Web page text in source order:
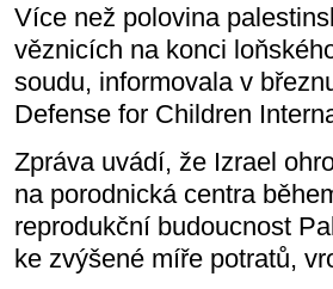
Více než polovina
věznicích na konci
soudu, informovala v
Defense for Children
Zpráva uvádí, že Izrael
na porodnická centra
reprodukční budoucnost
ke zvýšené míře potratů,